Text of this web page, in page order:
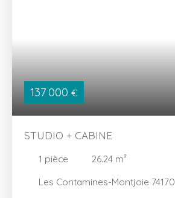
137 000 €
STUDIO + CABINE
1 pièce 26.24 m²
Les Contamines-Montjoie 74170